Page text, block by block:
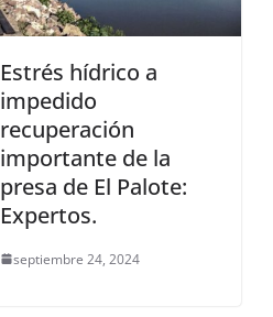
Estrés hídrico a
impedido
recuperación
importante de la
presa de El Palote:
Expertos.
septiembre 24, 2024